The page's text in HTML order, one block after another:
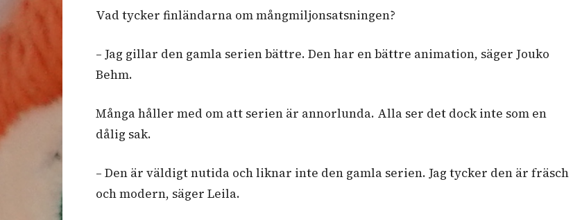
Vad tycker finländarna om mångmiljonsatsningen?
– Jag gillar den gamla serien bättre. Den har en bättre animation, säger Jouko
Behm.
Många håller med om att serien är annorlunda. Alla ser det dock inte som en
dålig sak.
– Den är väldigt nutida och liknar inte den gamla serien. Jag tycker den är fräsch
och modern, säger Leila.